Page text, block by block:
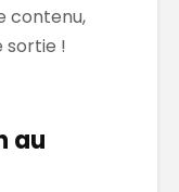
contenu,
sortie !
au